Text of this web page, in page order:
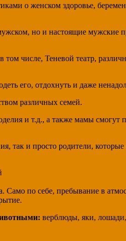
о женском здоровье,
но и настоящие мужские
том числе, Теневой театр,
его, отдохнуть и даже
различных семей.
и т.д., а также мамы
так и просто родители,
по себе, пребывание в
верблюды, яки,